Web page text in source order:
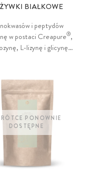
BIAŁKOWE
i peptydów
w postaci Creapure®,
L-lizynę i glicynę)
ośmiu niezbędnych
z 7 nasion
i peptydami.
PONOWNIE
DOSTĘPNE